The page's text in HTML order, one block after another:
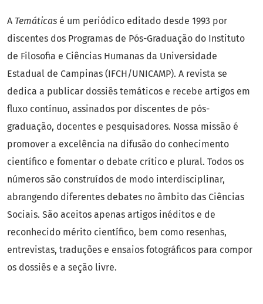
A Temáticas é um periódico editado desde 1993 por
discentes dos Programas de Pós-Graduação do Instituto
de Filosofia e Ciências Humanas da Universidade
Estadual de Campinas (IFCH/UNICAMP). A revista se
dedica a publicar dossiês temáticos e recebe artigos em
fluxo contínuo, assinados por discentes de pós-
graduação, docentes e pesquisadores. Nossa missão é
promover a excelência na difusão do conhecimento
científico e fomentar o debate crítico e plural. Todos os
números são construídos de modo interdisciplinar,
abrangendo diferentes debates no âmbito das Ciências
Sociais. São aceitos apenas artigos inéditos e de
reconhecido mérito científico, bem como resenhas,
entrevistas, traduções e ensaios fotográficos para compor
os dossiês e a seção livre.